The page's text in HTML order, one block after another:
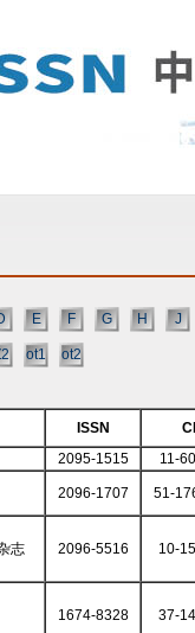
E F G H J
ot1 ot2
ISSN
2095-1515 11-
2096-1707 51-
志 2096-5516 10-
1674-8328 37-